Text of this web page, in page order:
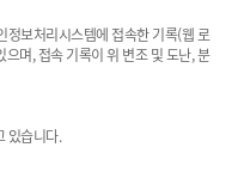
정보처리시스템에 접속한 기록(웹 로
며, 접속 기록이 위 변조 및 도난, 분
있습니다.